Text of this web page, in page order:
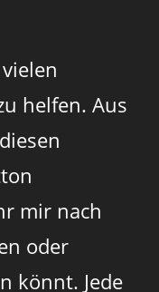
helfen. Aus
mir nach
oder
könnt. Jede